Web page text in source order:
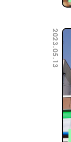
2023.05.13